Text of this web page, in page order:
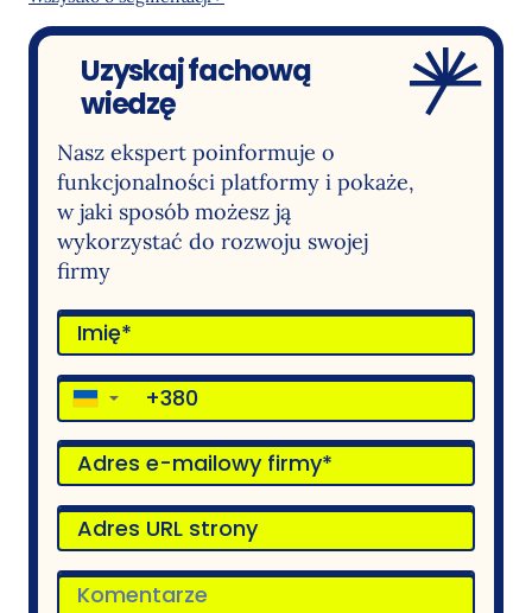
Uzyskaj fachową
wiedzę
Nasz ekspert poinformuje o
funkcjonalności platformy i pokaże,
w jaki sposób możesz ją
wykorzystać do rozwoju swojej
firmy
▼